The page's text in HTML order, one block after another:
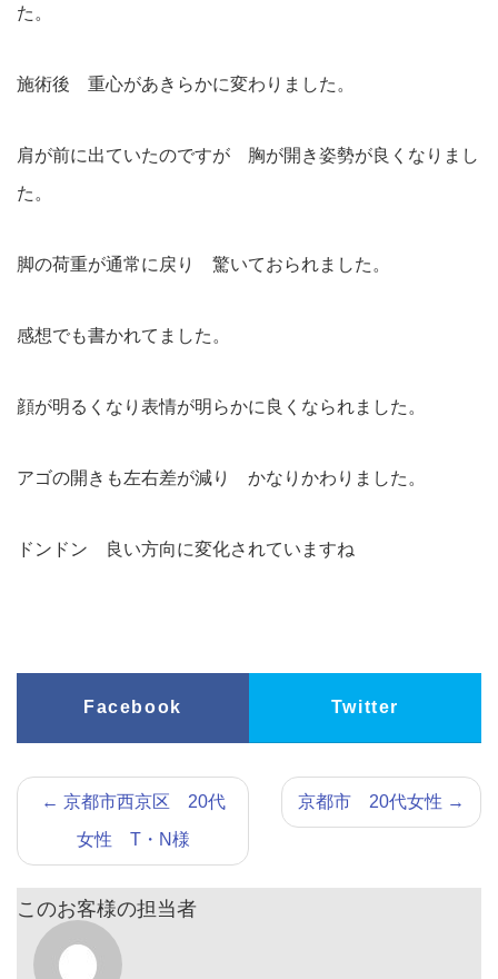
た。
施術後 重心があきらかに変わりました。
肩が前に出ていたのですが 胸が開き姿勢が良くなりまし
た。
脚の荷重が通常に戻り 驚いておられました。
感想でも書かれてました。
顔が明るくなり表情が明らかに良くなられました。
アゴの開きも左右差が減り かなりかわりました。
ドンドン 良い方向に変化されていますね
Facebook Twitter
← 京都市西京区 20代
女性 T・N様
京都市 20代女性 →
このお客様の担当者